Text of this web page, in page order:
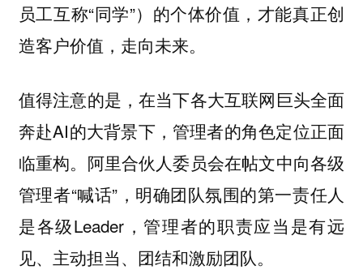
员工互称“同学”）的个体价值，才能真正创
造客户价值，走向未来。
值得注意的是，在当下各大互联网巨头全面
奔赴AI的大背景下，管理者的角色定位正面
临重构。阿里合伙人委员会在帖文中向各级
管理者“喊话”，明确团队氛围的第一责任人
是各级Leader，管理者的职责应当是有远
见、主动担当、团结和激励团队。